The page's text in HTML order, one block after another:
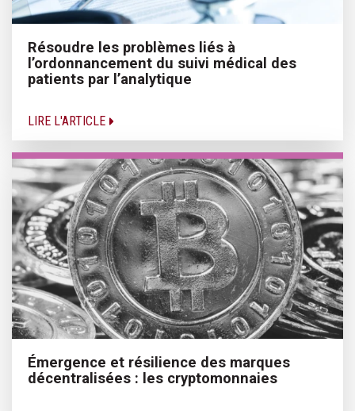
Résoudre les problèmes liés à
l’ordonnancement du suivi médical des
patients par l’analytique
LIRE L'ARTICLE
Émergence et résilience des marques
décentralisées : les cryptomonnaies